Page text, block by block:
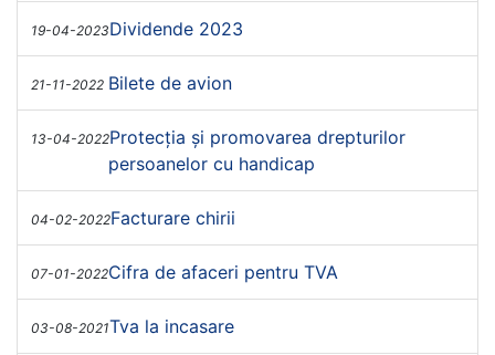
19-04-2023Dividende 2023
21-11-2022 Bilete de avion
13-04-2022Protecția și promovarea drepturilor
persoanelor cu handicap
04-02-2022Facturare chirii
07-01-2022Cifra de afaceri pentru TVA
03-08-2021Tva la incasare